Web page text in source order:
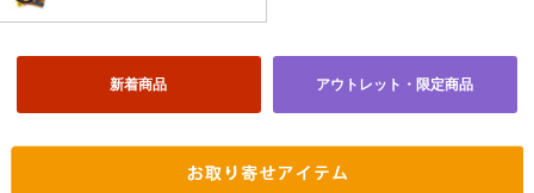
新着商品 アウトレット・限定商品